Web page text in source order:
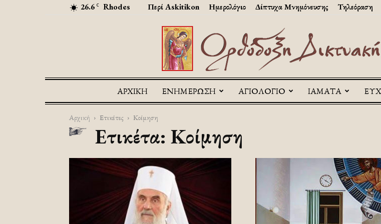
26.6 C Rhodes Περί Askitikon Ημερολόγιο Δίπτυχα Μνημόνευσης Τηλεόραση
Askitikon
ΑΡΧΙΚΉ ΕΝΗΜΕΡΩΣΗ ΑΓΙΟΛΟΓΙΟ ΙΑΜΑΤΑ
Αρχική Ετικέτες Κοίμηση
Ετικέτα: Κοίμηση